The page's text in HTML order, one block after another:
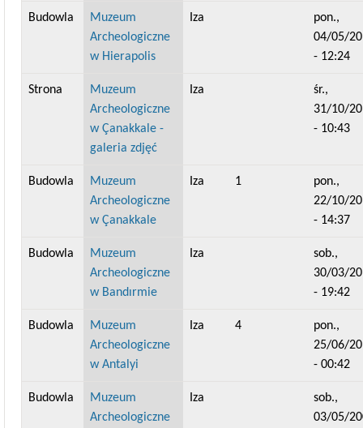
Budowla
Muzeum
Archeologiczne
w Hierapolis
Iza
pon.,
04/05/
- 12:24
Strona
Muzeum
Archeologiczne
w Çanakkale -
galeria zdjęć
Iza
śr.,
31/10/
- 10:43
Budowla
Muzeum
Archeologiczne
w Çanakkale
Iza 1
pon.,
22/10/
- 14:37
Budowla
Muzeum
Archeologiczne
w Bandırmie
Iza
sob.,
30/03/
- 19:42
Budowla
Muzeum
Archeologiczne
w Antalyi
Iza 4
pon.,
25/06/
- 00:42
Budowla
Muzeum
Archeologiczne
Iza
sob.,
03/05/